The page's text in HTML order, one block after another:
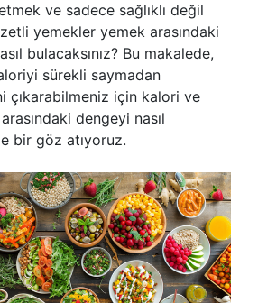
ve sadece sağlıklı değil
yemekler yemek arasındaki
bulacaksınız? Bu makalede,
sürekli saymadan
çıkarabilmeniz için kalori ve
dengeyi nasıl
bir göz atıyoruz.